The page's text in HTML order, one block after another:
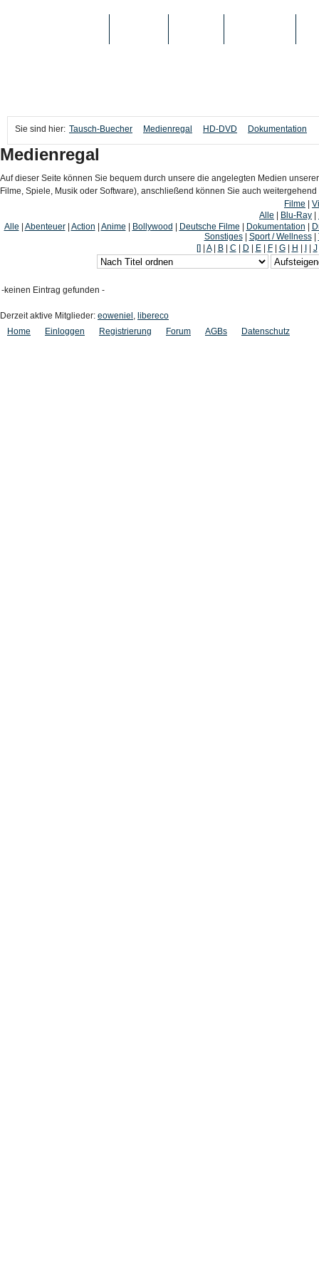
Sie sind hier: Tausch-Buecher Medienregal HD-DVD Dokumentation
Medienregal
Auf dieser Seite können Sie bequem durch unsere die angelegten Medien
Filme, Spiele, Musik oder Software), anschließend können Sie auch
Filme
Alle
Blu-Ray
Alle
Abenteuer| Action Anime Bollywood Deutsche Filme Dokumentation
Sonstiges| Sport / Wellness|
[]
A| B| C D E| F| G| H J
-keinen Eintrag gefunden -
Derzeit aktive Mitglieder: eoweniel , libereco
Home
Einloggen Registrierung Forum AGBs Datenschutz